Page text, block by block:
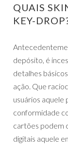
QUAIS
KEY-
depósito, é
detalhes
ação. Que
usuários
conformidade
cartões podem
digitais aquele